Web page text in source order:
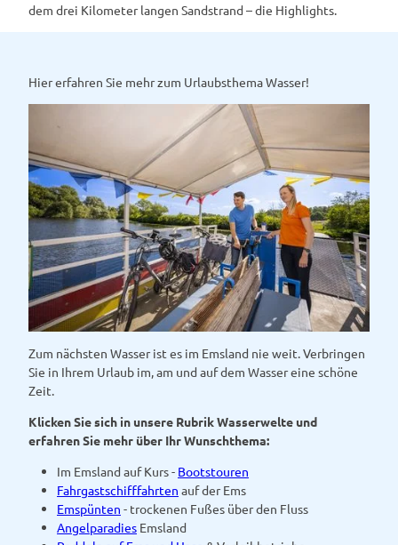
dem drei Kilometer langen Sandstrand – die Highlights.
Hier erfahren Sie mehr zum Urlaubsthema Wasser!
Zum nächsten Wasser ist es im Emsland nie weit. Verbringen
Sie in Ihrem Urlaub im, am und auf dem Wasser eine schöne
Zeit.
Klicken Sie sich in unsere Rubrik Wasserwelte und
erfahren Sie mehr über Ihr Wunschthema:
Im Emsland auf Kurs - Bootstouren
Fahrgastschifffahrten auf der Ems
Emspünten - trockenen Fußes über den Fluss
Angelparadies Emsland